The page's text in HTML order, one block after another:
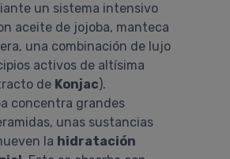
un sistema intensivo
aceite de jojoba, manteca
una combinación de lujo
activos de altísima
de Konjac).
concentra grandes
unas sustancias
la hidratación